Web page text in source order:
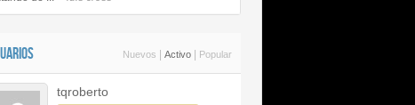
Nuevos Activo Popular
tqroberto